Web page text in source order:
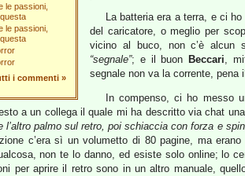
le passioni,
le passioni,
i commenti »
La batteria era a terra, e ci
del caricatore, o meglio per
vicino al buco, non c’è alcun
“segnale”; e il buon Beccari,
segnale non va la corrente,
In compenso, ci ho messo
a un collega il quale mi ha descritto via chat
l’altro palmo sul retro, poi schiaccia con forza e
c’era sì un volumetto di 80 pagine, ma
non te lo danno, ed esiste solo online; lo
per aprire il retro sono in un altro manuale,